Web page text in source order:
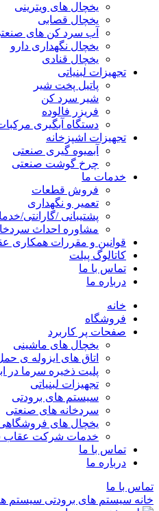
یخچال های ویترینی
یخچال قصابی
آب سرد کن های
یخچال نگهداری دارو
یخچال قنادی
تجهیزات لبنیاتی
پاتیل پخت شیر
شیر سرد کن
فریزر فالوده
دستگاه آبگیری
تجهیزات اشپزخانه
آبمیوه گیری صنعتی
چرخ گوشت صنعتی
خدمات ما
فروش قطعات
تعمیر و نگهداری
پشتیبانی /گارانتی/
مشاوره احداث
قوانین و مقررات همکاری
کاتالوگ پیلت
تماس با ما
درباره ما
خانه
فروشگاه
صفحات پر کاربرد
یخچال های ماشینی
اتاق های ایزوله ی حمل
پلیت ذخیره سرما در
تجهیزات لبنیاتی
سیستم های برودتی
سردخانه های صنعتی
یخچال های
خدمات شرکت عقاب
تماس با ما
درباره ما
تماس با ما
خانه سیستم های برودتی سیستم